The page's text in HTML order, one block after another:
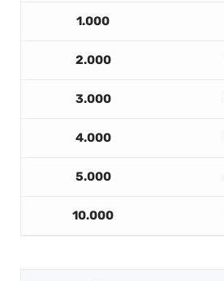
1.000
2.000
3.000
4.000
5.000
10.000